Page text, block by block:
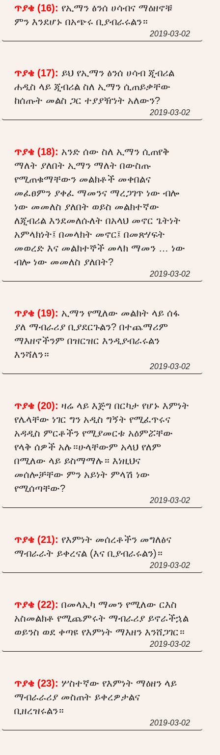
ጥያቄ (16): የኢማን ፅንሰ ሀሳብና ማዕዘኖቹ
ምን እንደሆኑ በአጭሩ ቢያብራሩልን።
2019-03-02
ጥያቄ (17): ይህ የኢማን ፅንሰ ሀሳብ ጂብሪል
ሐዲስ ላይ ጂብሪል ስለ ኢማን ሲጠይቃቸው
ከሰጡት መልስ ጋር ተያያዥነት አለውን?
2019-03-02
ጥያቄ (18): አንድ ሰው ስለ ኢማን ሲጠየቅ
ማለት ያለበት ኢማን ማለት በውስጡ
የሚጠቁማቸውን መልክቶች መቀበልና
መፈፀምን ያቀፈ ማመንና ማረጋገጥ ነው ብሎ
ነው መመለስ ያለበት ወይስ መልክተኛው
ለጂብሪል እንደመለሱለት በአላህ መኖር ጌትነት
አምላክነት፤ በመላክት መኖር፤ በመጽሃፍት
መወረድ እና መልክተኞች መላክ ማመን … ነው
ብሎ ነው መመለስ ያለበት?
2019-03-02
ጥያቄ (19): ኢማን የሚለው መልክት ላይ ሰፋ
ያለ ማብራሪያ ቢያደርጉልን? በተጨማሪም
ማእዘኖችንም በዝርዝር እንዲያብራሩልን
እንሻለን።
2019-03-02
ጥያቄ (20): ዛሬ ላይ እጅግ በርካታ የሆኑ እምነት
የሌላቸው ነገር ግን አዲስ ግኝት የሚፈጥሩና
አዳዲስ ምርቶችን የሚያመርቱ አዕምሯቸው
የላቅ ሰዎች አሉ።ሁላቸውም አላህ የለም
በሚለው ላይ ይስማማሉ። እነዚህና
መሰሎቻቸው ምን አይነት ምላሽ ነው
የሚሰጣቸው?
2019-03-02
ጥያቄ (21): የእምነት መሰረቶችን መግለፅና
ማብራራት ይቀረናል (እና ቢያብራሩልን)።
2019-03-02
ጥያቄ (22): በመላኢካ ማመን የሚለው ርእስ
አስመልክቶ የሚጨምሩት ማብራሪያ ይኖራችኋል
ወይንስ ወደ ቀጣዩ የእምነት ማእዘን እንሸጋገር።
2019-03-02
ጥያቄ (23): ሦስተኛው የእምነት ማዕዘን ላይ
ማብራራሪያ መስጠት ይቀረዎታልና
ቢዘረዝሩልን።
2019-03-02